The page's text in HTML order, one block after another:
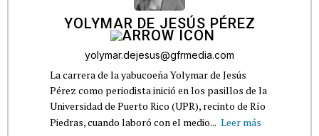
YOLYMAR DE JESÚS PÉREZ
yolymar.dejesus@gfrmedia.com
La carrera de la yabucoeña Yolymar de Jesús
Pérez como periodista inició en los pasillos de la
Universidad de Puerto Rico (UPR), recinto de Río
Piedras, cuando laboró con el medio... Leer más